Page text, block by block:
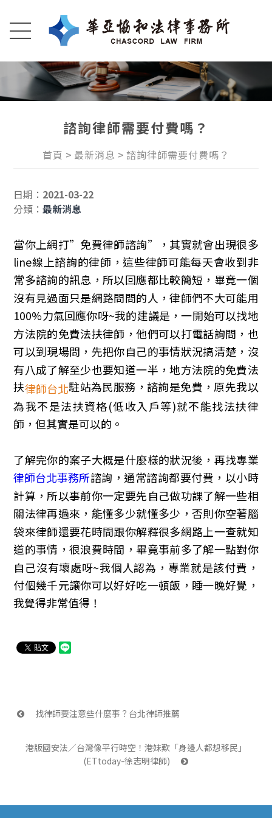
諮詢律師需要付費嗎？
首頁 最新消息 諮詢律師需要付費嗎？
日期： 2021-03-22
分類：最新消息
當你上網打”免費律師諮詢”，其實就會出現很多
line線上諮詢的律師，這些律師可能每天會收到非
常多諮詢的訊息，所以回應都比較簡短，畢竟一個
沒有見過面只是網路問問的人，律師們不大可能用
100%力氣回應你呀~我的建議是，一開始可以找地
方法院的免費法扶律師，他們可以打電話詢問，也
可以到現場問，先把你自己的事情狀況搞清楚，沒
有八成了解至少也要知道一半，地方法院的免費法
扶律師台北駐站為民服務，諮詢是免費，原先我以
為我不是法扶資格(低收入戶等)就不能找法扶律
師，但其實是可以的。
了解完你的案子大概是什麼樣的狀況後，再找專業
律師台北事務所諮詢，通常諮詢都要付費，以小時
計算，所以事前你一定要先自己做功課了解一些相
關法律再過來，能懂多少就懂多少，否則你空著腦
袋來律師還要花時間跟你解釋很多網路上一查就知
道的事情，很浪費時間，畢竟事前多了解一點對你
自己沒有壞處呀~我個人認為，專業就是該付費，
付個幾千元讓你可以好好吃一頓飯，睡一晚好覺，
我覺得非常值得！
找律師要注意些什麼事？台北律師推薦
港版國安法／台灣像平行時空！港妹歎「身邊人都想移民」
(ETtoday-徐志明律師)